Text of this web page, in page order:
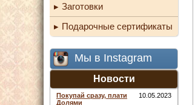
Заготовки
Подарочные сертификаты
Мы в Instagram
Новости
Покупай сразу, плати
Долями
10.05.2023